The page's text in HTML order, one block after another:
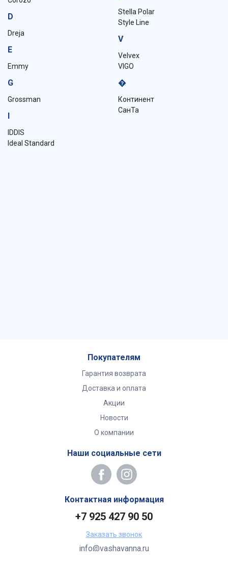
D
Dreja
E
Emmy
G
Grossman
I
IDDIS
Ideal Standard
Stella Polar
Style Line
V
Velvex
VIGO
�
Континент
СанТа
Покупателям
Гарантия возврата
Доставка и оплата
Акции
Новости
О компании
Наши социальные сети
Контактная информация
+7 925 427 90 50
Заказать звонок
info@vashavanna.ru